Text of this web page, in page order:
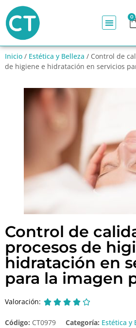
0
Inicio / Estética y Belleza / Control de
de higiene e hidratación en servicios
Control de
procesos de
hidratación en
para la imagen
Valoración:     
Código: CT0979 Categoría: Estética y